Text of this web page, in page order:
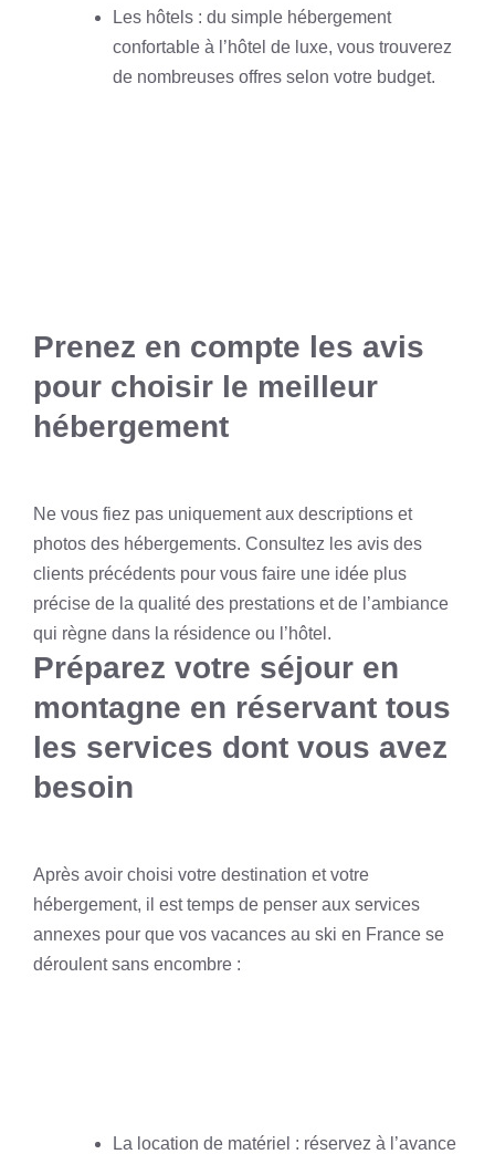
Les hôtels : du simple hébergement
confortable à l’hôtel de luxe, vous trouverez
de nombreuses offres selon votre budget.
Prenez en compte les avis
pour choisir le meilleur
hébergement
Ne vous fiez pas uniquement aux descriptions et
photos des hébergements. Consultez les avis des
clients précédents pour vous faire une idée plus
précise de la qualité des prestations et de l’ambiance
qui règne dans la résidence ou l’hôtel.
Préparez votre séjour en
montagne en réservant tous
les services dont vous avez
besoin
Après avoir choisi votre destination et votre
hébergement, il est temps de penser aux services
annexes pour que vos vacances au ski en France se
déroulent sans encombre :
La location de matériel : réservez à l’avance